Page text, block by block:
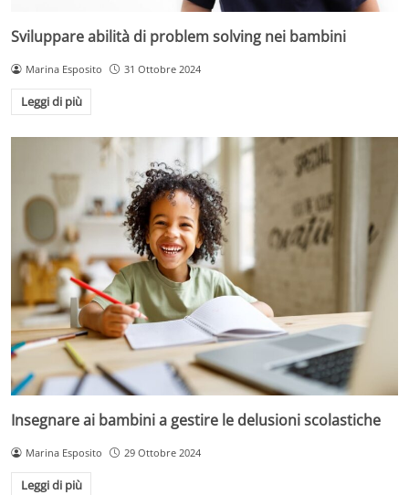
Sviluppare abilità di problem solving nei bambini
Marina Esposito 31 Ottobre 2024
Leggi di più
Insegnare ai bambini a gestire le delusioni scolastiche
Marina Esposito 29 Ottobre 2024
Leggi di più